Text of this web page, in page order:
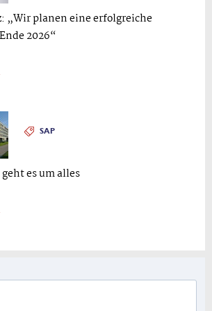
„Wir planen eine erfolgreiche
2026“
SAP
es um alles